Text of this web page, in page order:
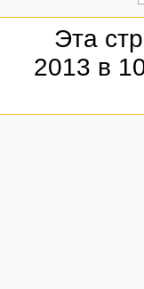
Эта
2013 в